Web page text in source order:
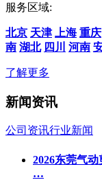
服务区域:
北京 天津 上海 重庆
南 湖北 四川 河南
了解更多
新闻资讯
公司资讯行业新闻
2026东莞气
…